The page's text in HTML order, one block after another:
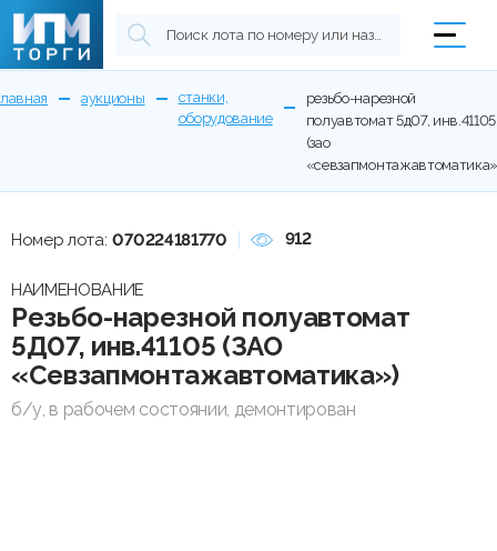
аукционы
станки,
оборудование
резьбо-нарезной
полуавтомат 5д07, инв.41105
(зао
Номер лота: 070224181770 912
НАИМЕНОВАНИЕ
Резьбо-нарезной полуавтомат
5Д07, инв.41105 (ЗАО
«Севзапмонтажавтоматика»)
б/у, в рабочем состоянии, демонтирован